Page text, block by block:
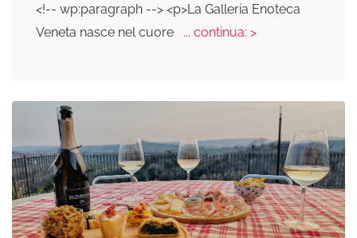
<!-- wp:paragraph --> <p>La Galleria Enoteca
Veneta nasce nel cuore
... continua: >